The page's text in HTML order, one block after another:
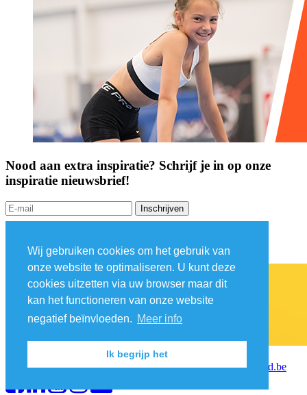
Wij gebruiken cookies om het gebruik van
onze website te optimaliseren. U kunt deze
cookies uitzetten via uw browser maar dit
kan het functioneren van onze website
negatief beïnvloeden. Meer info
Ik begrijp het
Nood aan extra inspiratie? Schrijf je in op onze
inspiratie nieuwsbrief!
Inschrijven
© Gymnastiekfederatie Vlaanderen vzw
Zuiderlaan 13, 9000 Gent • Tel: 09 424 06 30 •info@gymfed.be